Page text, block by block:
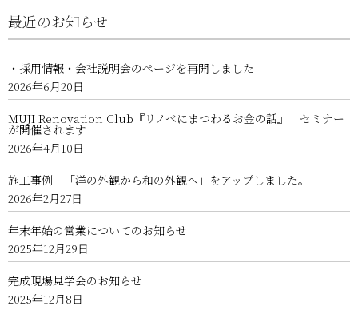
最近のお知らせ
・採用情報・会社説明会のページを再開しました
2026年6月20日
MUJI Renovation Club『リノベにまつわるお金の話』 セミナー
が開催されます
2026年4月10日
施工事例 「洋の外観から和の外観へ」をアップしました。
2026年2月27日
年末年始の営業についてのお知らせ
2025年12月29日
完成現場見学会のお知らせ
2025年12月8日